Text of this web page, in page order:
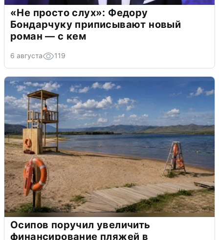
«Не просто слух»: Федору
Бондарчуку приписывают новый
роман — с кем
6 августа 119
Осипов поручил увеличить
финансирование пляжей в